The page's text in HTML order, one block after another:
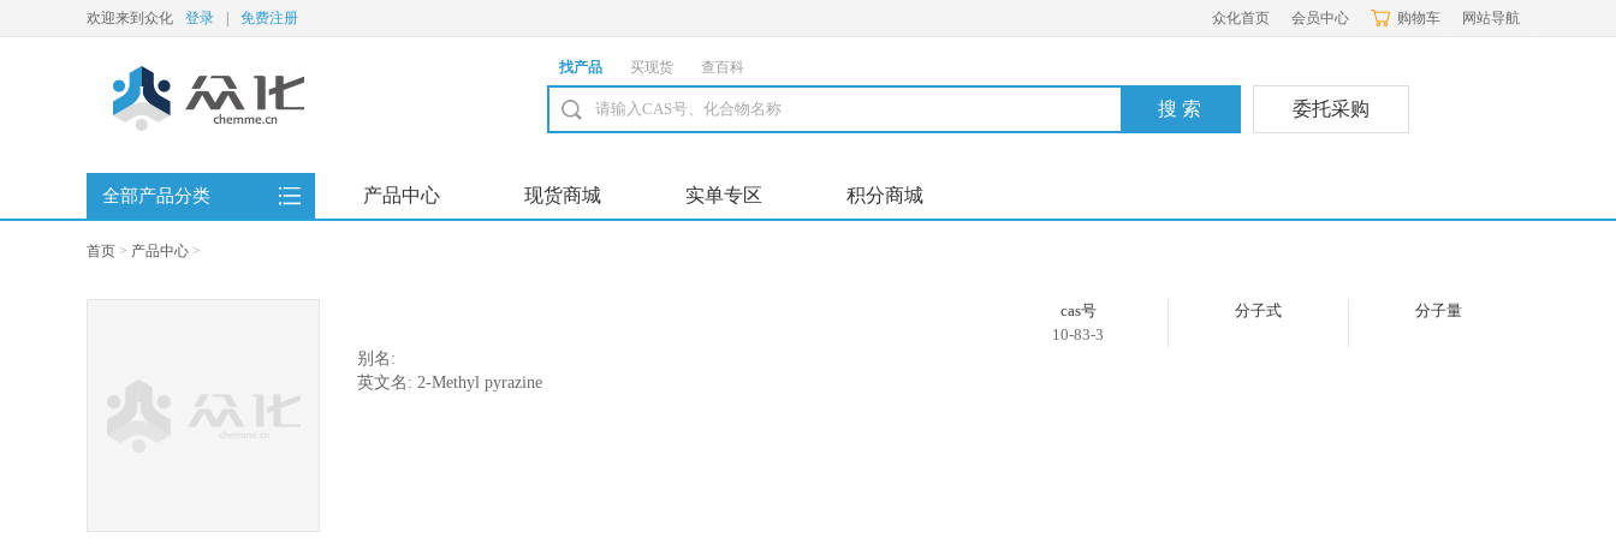
欢迎来到众化 登录 免费注册 众化首页 会员中心 购物车 网站导航
找产品 买现货 查百科
委托采购
全部产品分类 产品中心 现货商城 实单专区 积分商城
首页 > 产品中心 >
别名:
英文名: 2-Methyl pyrazine
cas号
10-83-3
分子式 分子量